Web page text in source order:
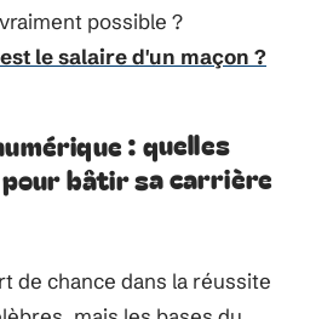
possible ?
le salaire d'un maçon ?
: quelles
bâtir sa carrière
de chance dans la réussite